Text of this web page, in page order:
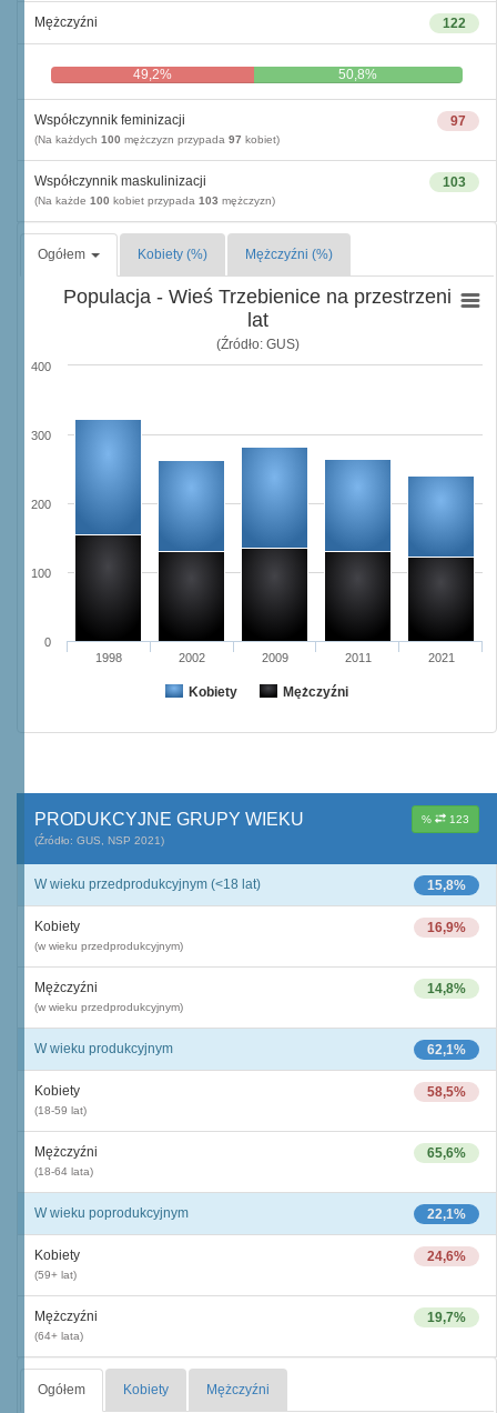
122
Mężczyźni
49,2% 50,8%
97
Współczynnik feminizacji
(Na każdych 100 mężczyzn przypada 97 kobiet)
103
Współczynnik maskulinizacji
(Na każde 100 kobiet przypada 103 mężczyzn)
Ogółem Kobiety (%) Mężczyźni (%)
Populacja - Wieś Trzebienice na przestrzeni
lat
(Źródło: GUS)
Kobiety Mężczyźni
1998 2002 2009 2011 2021
0
100
200
300
400
% 123
PRODUKCYJNE GRUPY WIEKU
(Źródło: GUS, NSP 2021)
15,8%
W wieku przedprodukcyjnym (<18 lat)
16,9%
Kobiety
(w wieku przedprodukcyjnym)
14,8%
Mężczyźni
(w wieku przedprodukcyjnym)
62,1%
W wieku produkcyjnym
58,5%
Kobiety
(18-59 lat)
65,6%
Mężczyźni
(18-64 lata)
22,1%
W wieku poprodukcyjnym
24,6%
Kobiety
(59+ lat)
19,7%
Mężczyźni
(64+ lata)
Ogółem Kobiety Mężczyźni